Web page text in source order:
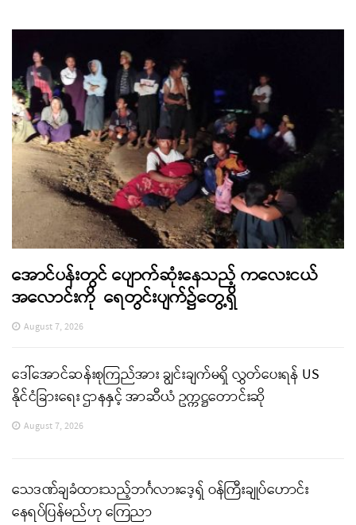
အောင်ပန်းတွင် ပျောက်ဆုံးနေသည့် ကလေးငယ်
အလောင်းကို ရေတွင်းပျက်၌တွေ့ရှိ
August 7, 2026
ဒေါ်အောင်ဆန်းစုကြည်အား ချွင်းချက်မရှိ လွှတ်ပေးရန် US
နိုင်ငံခြားရေး ဌာနနှင့် အာဆီယံ ဥက္ကဋ္ဌတောင်းဆို
August 7, 2026
သေဒဏ်ချခံထားသည့်ဘင်္ဂလားဒေ့ရှ် ဝန်ကြီးချုပ်ဟောင်း
နေရပ်ပြန်မည်ဟု ကြေညာ